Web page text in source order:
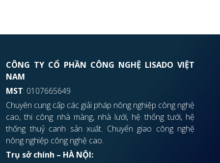
CÔNG TY CỔ PHẦN CÔNG NGHỆ LISADO VIỆT
NAM
MST: 0107665649
Chuyên cung cấp các giải pháp nông nghiệp công nghệ
cao, thi công nhà màng, nhà lưới, hệ thống tưới, hệ
thống thuỷ canh sản xuất. Chuyển giao công nghệ
nông nghiệp công nghệ cao.
Trụ sở chính – HÀ NỘI: